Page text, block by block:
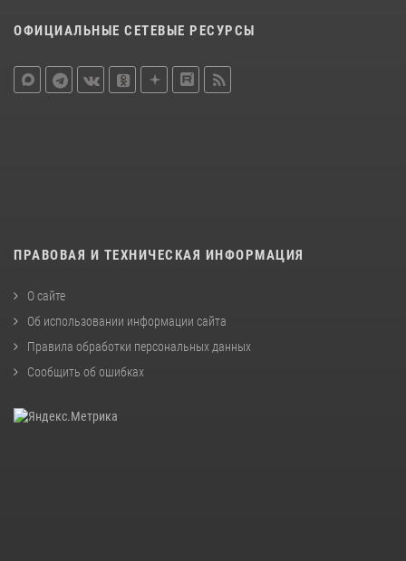
ОФИЦИАЛЬНЫЕ СЕТЕВЫЕ РЕСУРСЫ
ПРАВОВАЯ И ТЕХНИЧЕСКАЯ ИНФОРМАЦИЯ
О сайте
Об использовании информации сайта
Правила обработки персональных данных
Сообщить об ошибках